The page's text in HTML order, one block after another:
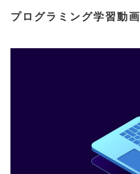
プログラミング学習動画